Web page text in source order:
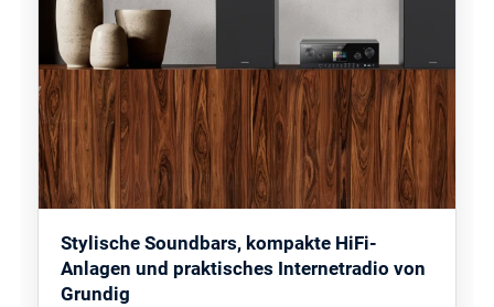
Stylische Soundbars, kompakte HiFi-
Anlagen und praktisches Internetradio von
Grundig